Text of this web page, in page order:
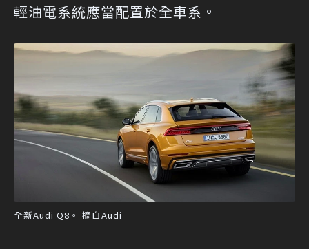
輕油電系統應當配置於全車系。
全新Audi Q8。 摘自Audi